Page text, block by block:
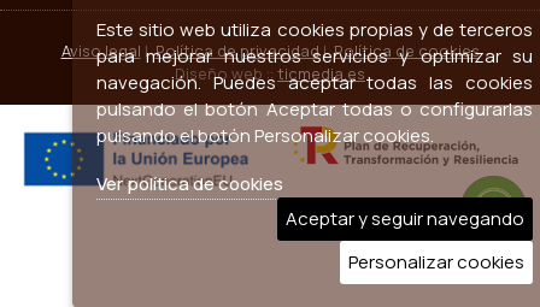
Aviso legal |Política de privacidad|Política de cookies
Diseño web :: ticmedia.es
Este sitio web utiliza cookies propias y de terceros
para mejorar nuestros servicios y optimizar su
navegación. Puedes aceptar todas las cookies
pulsando el botón Aceptar todas o configurarlas
pulsando el botón Personalizar cookies.
Ver política de cookies
Aceptar y seguir navegando
Personalizar cookies